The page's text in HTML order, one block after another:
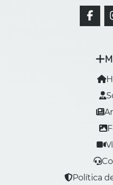
Política